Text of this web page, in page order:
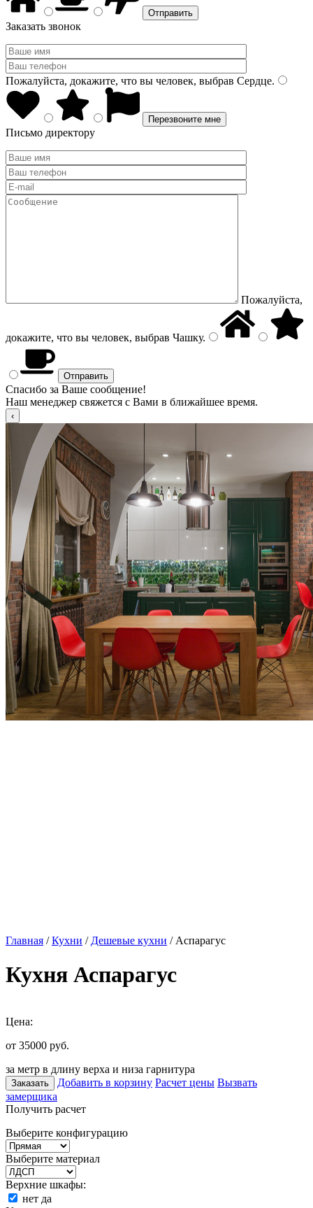
Заказать звонок
Пожалуйста, докажите, что вы человек, выбрав Сердце.
Письмо директору
Пожалуйста,
докажите, что вы человек, выбрав Чашку.
Спасибо за Ваше сообщение!
Наш менеджер свяжется с Вами в ближайшее время.
Главная /Кухни / Дешевые кухни / Аспарагус
Кухня Аспарагус
Цена:
от 35000 руб.
за метр в длину верха и низа гарнитура
Заказать Добавить в корзину Расчет цены Вызвать
замерщика
Получить расчет
Выберите конфигурацию
Выберите материал
Верхние шкафы:
нет да